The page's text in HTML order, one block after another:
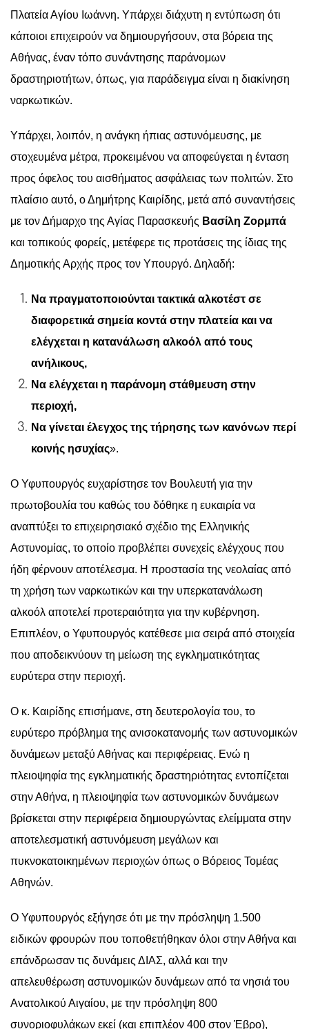
Πλατεία Αγίου Ιωάννη. Υπάρχει διάχυτη η εντύπωση ότι
κάποιοι επιχειρούν να δημιουργήσουν, στα βόρεια της
Αθήνας, έναν τόπο συνάντησης παράνομων
δραστηριοτήτων, όπως, για παράδειγμα είναι η διακίνηση
ναρκωτικών.
Υπάρχει, λοιπόν, η ανάγκη ήπιας αστυνόμευσης, με
στοχευμένα μέτρα, προκειμένου να αποφεύγεται η ένταση
προς όφελος του αισθήματος ασφάλειας των πολιτών. Στο
πλαίσιο αυτό, ο Δημήτρης Καιρίδης, μετά από συναντήσεις
με τον Δήμαρχο της Αγίας Παρασκευής Βασίλη Ζορμπά
και τοπικούς φορείς, μετέφερε τις προτάσεις της ίδιας της
Δημοτικής Αρχής προς τον Υπουργό. Δηλαδή:
Να πραγματοποιούνται τακτικά αλκοτέστ σε
διαφορετικά σημεία κοντά στην πλατεία και να
ελέγχεται η κατανάλωση αλκοόλ από τους
ανήλικους,
Να ελέγχεται η παράνομη στάθμευση στην
περιοχή,
Να γίνεται έλεγχος της τήρησης των κανόνων περί
κοινής ησυχίας».
Ο Υφυπουργός ευχαρίστησε τον Βουλευτή για την
πρωτοβουλία του καθώς του δόθηκε η ευκαιρία να
αναπτύξει το επιχειρησιακό σχέδιο της Ελληνικής
Αστυνομίας, το οποίο προβλέπει συνεχείς ελέγχους που
ήδη φέρνουν αποτέλεσμα. Η προστασία της νεολαίας από
τη χρήση των ναρκωτικών και την υπερκατανάλωση
αλκοόλ αποτελεί προτεραιότητα για την κυβέρνηση.
Επιπλέον, ο Υφυπουργός κατέθεσε μια σειρά από στοιχεία
που αποδεικνύουν τη μείωση της εγκληματικότητας
ευρύτερα στην περιοχή.
Ο κ. Καιρίδης επισήμανε, στη δευτερολογία του, το
ευρύτερο πρόβλημα της ανισοκατανομής των αστυνομικών
δυνάμεων μεταξύ Αθήνας και περιφέρειας. Ενώ η
πλειοψηφία της εγκληματικής δραστηριότητας εντοπίζεται
στην Αθήνα, η πλειοψηφία των αστυνομικών δυνάμεων
βρίσκεται στην περιφέρεια δημιουργώντας ελείμματα στην
αποτελεσματική αστυνόμευση μεγάλων και
πυκνοκατοικημένων περιοχών όπως ο Βόρειος Τομέας
Αθηνών.
Ο Υφυπουργός εξήγησε ότι με την πρόσληψη 1.500
ειδικών φρουρών που τοποθετήθηκαν όλοι στην Αθήνα και
επάνδρωσαν τις δυνάμεις ΔΙΑΣ, αλλά και την
απελευθέρωση αστυνομικών δυνάμεων από τα νησιά του
Ανατολικού Αιγαίου, με την πρόσληψη 800
συνοριοφυλάκων εκεί (και επιπλέον 400 στον Έβρο),